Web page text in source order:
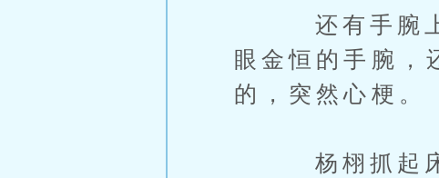
还有手腕上的
眼金恒的手腕，
的，突然心梗。
杨栩抓起床边